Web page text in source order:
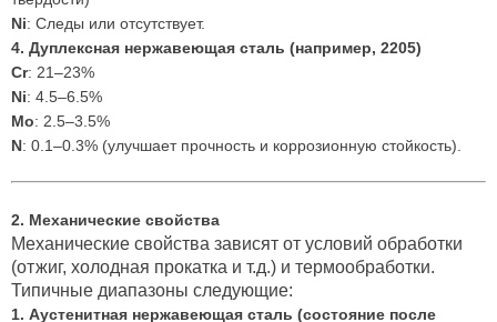
Ni: Следы или отсутствует.
4. Дуплексная нержавеющая сталь (например, 2205)
Cr: 21–23%
Ni: 4.5–6.5%
Mo: 2.5–3.5%
N: 0.1–0.3% (улучшает прочность и коррозионную стойкость).
2. Механические свойства
Механические свойства зависят от условий обработки
(отжиг, холодная прокатка и т.д.) и термообработки.
Типичные диапазоны следующие:
1. Аустенитная нержавеющая сталь (состояние после